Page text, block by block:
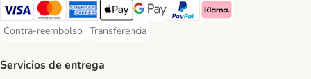
Visa Payment Method
Mastercard Payment Method
American Express Payment Method
Apple Pay Payment Method
Google Pay Payment Method
PayPal Payment Method
Klarna Payment Method
Contra-reembolso
Contra-reembolso Payment Method
Transferencia
Transferencia Payment Method
Servicios de entrega